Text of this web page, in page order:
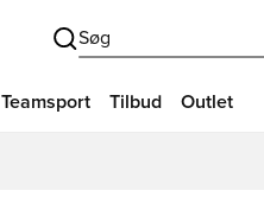
Søg
Teamsport Tilbud Outlet